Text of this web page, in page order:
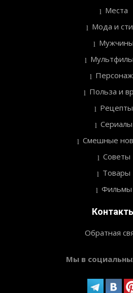
Места
Мода и
Мужчины
Польза и
Рецепты
Сериалы
Смешные
Советы
Товары
Фильмы
Обратная
Мы в